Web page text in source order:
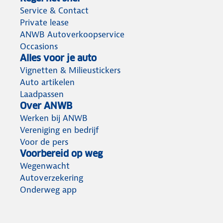
Service & Contact
Private lease
ANWB Autoverkoopservice
Occasions
Alles voor je auto
Vignetten & Milieustickers
Auto artikelen
Laadpassen
Over ANWB
Werken bij ANWB
Vereniging en bedrijf
Voor de pers
Voorbereid op weg
Wegenwacht
Autoverzekering
Onderweg app